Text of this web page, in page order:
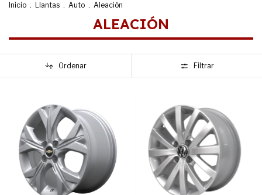
Inicio . Llantas . Auto . Aleación
ALEACIÓN
Ordenar Filtrar